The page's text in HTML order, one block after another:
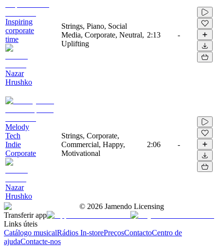
Inspiring
corporate
time
Nazar
Hrushko
Strings, Piano, Social
Media, Corporate, Neutral,
Uplifting
2:13 -
Melody
Tech
Indie
Corporate
Nazar
Hrushko
Strings, Corporate,
Commercial, Happy,
Motivational
2:06 -
© 2026 Jamendo Licensing
Transferir app
Links úteis
Catálogo musicalRádios In-storePreçosContactoCentro de
ajudaContacte-nos